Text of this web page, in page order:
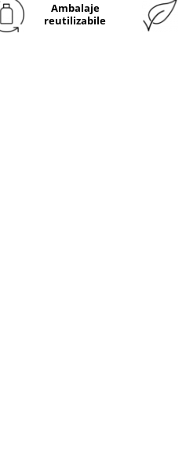
Ambalaje
reutilizabile